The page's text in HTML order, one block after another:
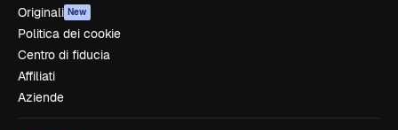
Originali New
Politica dei cookie
Centro di fiducia
Affiliati
Aziende